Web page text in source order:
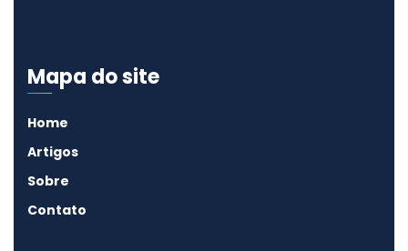
Mapa do site
Home
Artigos
Sobre
Contato